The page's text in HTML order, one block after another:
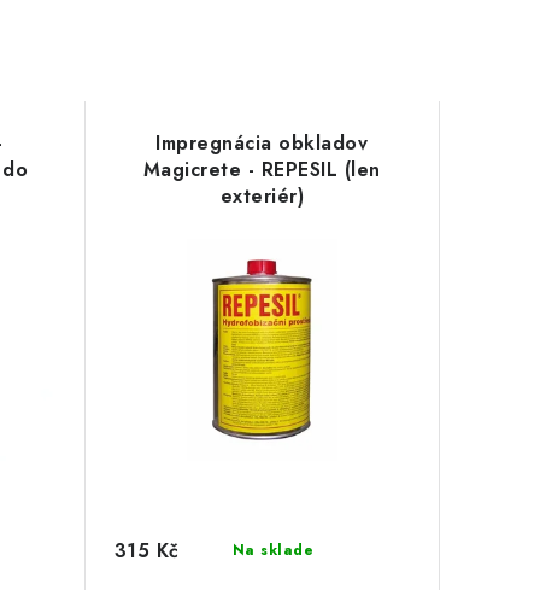
Impregnácia obkladov
Magicrete - REPESIL (len
exteriér)
Na sklade
315 Kč